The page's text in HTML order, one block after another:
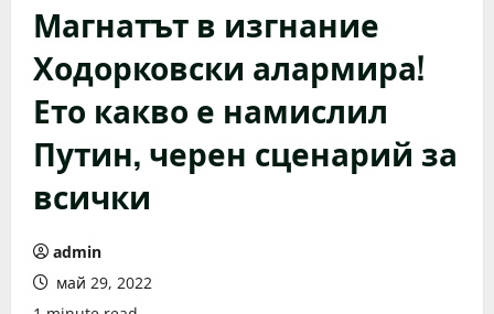
Магнатът в изгнание
Ходорковски алармира!
Ето какво е намислил
Путин, черен сценарий за
всички
admin
май 29, 2022